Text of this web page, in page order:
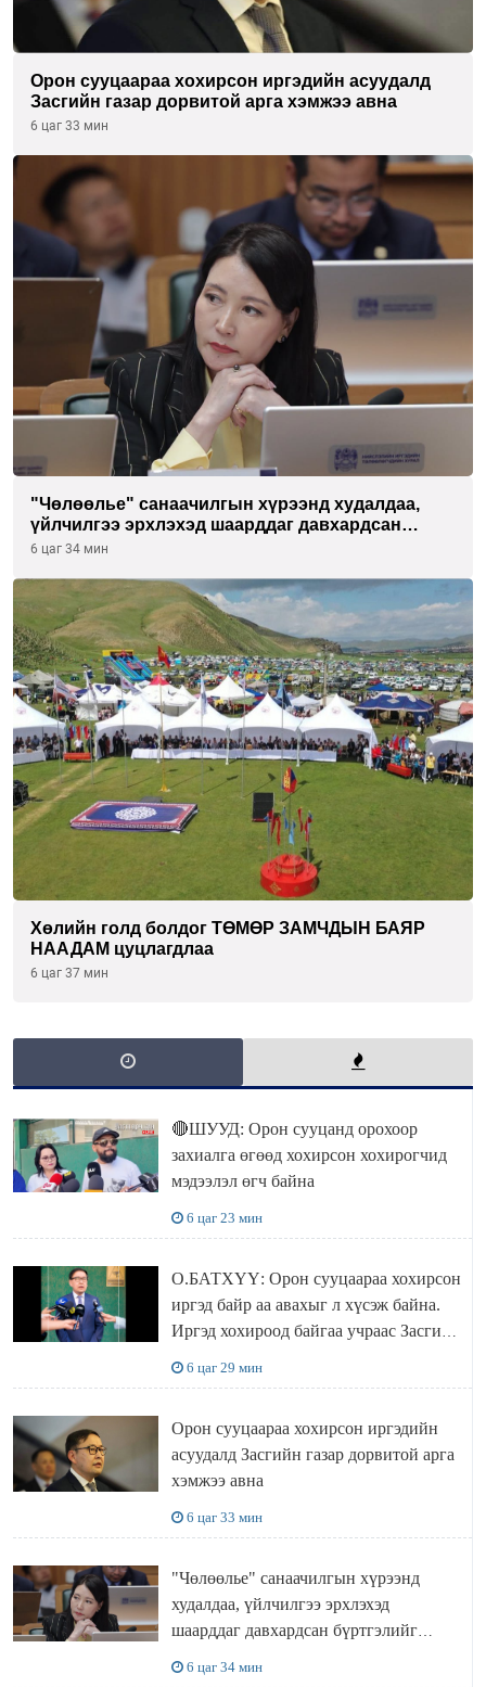
Орон сууцаараа хохирсон иргэдийн асуудалд
Засгийн газар дорвитой арга хэмжээ авна
6 цаг 33 мин
"Чөлөөлье" санаачилгын хүрээнд худалдаа,
үйлчилгээ эрхлэхэд шаарддаг давхардсан
бүртгэлийг хүчингүй болгох тогтоолын төслийг
6 цаг 34 мин
Хөлийн голд болдог ТӨМӨР ЗАМЧДЫН БАЯР
НААДАМ цуцлагдлаа
6 цаг 37 мин
🔴ШУУД: Орон сууцанд орохоор
захиалга өгөөд хохирсон хохирогчид
мэдээлэл өгч байна
6 цаг 23 мин
О.БАТХҮҮ: Орон сууцаараа хохирсон
иргэд байр аа авахыг л хүсэж байна.
Иргэд хохироод байгаа учраас Засгийн
6 цаг 29 мин
Орон сууцаараа хохирсон иргэдийн
асуудалд Засгийн газар дорвитой арга
хэмжээ авна
6 цаг 33 мин
"Чөлөөлье" санаачилгын хүрээнд
худалдаа, үйлчилгээ эрхлэхэд
шаарддаг давхардсан бүртгэлийг
6 цаг 34 мин